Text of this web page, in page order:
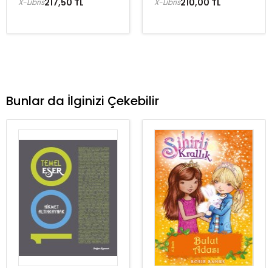
Bunlar da İlginizi Çekebilir